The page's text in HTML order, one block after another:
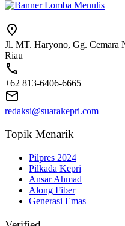
Jl. MT. Haryono, Gg. Cemara
Riau
+62 813-6406-6665
redaksi@suarakepri.com
Topik Menarik
Pilpres 2024
Pilkada Kepri
Ansar Ahmad
Along Fiber
Generasi Emas